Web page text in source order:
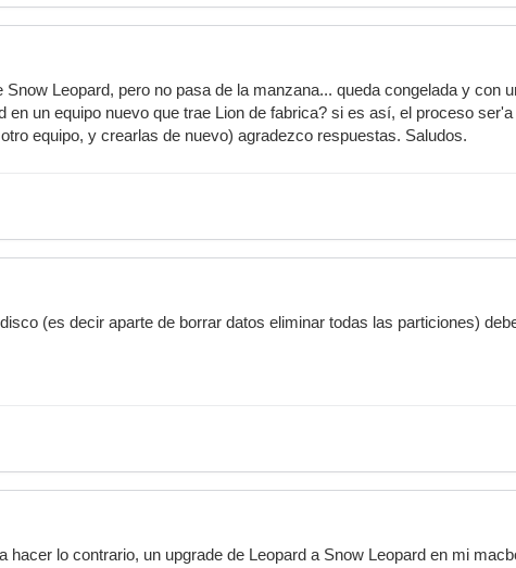
Leopard, pero no pasa de la manzana... queda congelada y con
en un equipo nuevo que trae Lion de fabrica? si es así, el proceso
equipo, y crearlas de nuevo) agradezco respuestas. Saludos.
(es decir aparte de borrar datos eliminar todas las particiones)
hacer lo contrario, un upgrade de Leopard a Snow Leopard en mi